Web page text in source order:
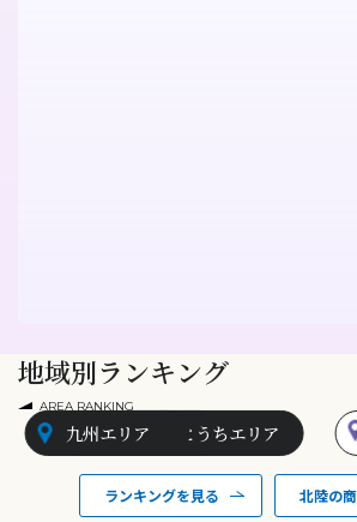
地域別ランキング
AREA RANKING
山陰エリアせとうちエリア
九州エリア
ランキングを見る 北陸の